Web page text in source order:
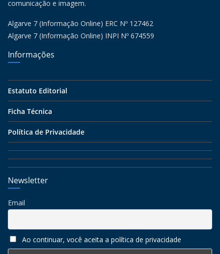
comunicação e imagem.
Algarve 7 (Informação Online) ERC Nº 127462
Algarve 7 (Informação Online) INPI Nº 674559
Informações
Estatuto Editorial
Ficha Técnica
Política de Privacidade
Newsletter
Email
Ao continuar, você aceita a política de privacidade